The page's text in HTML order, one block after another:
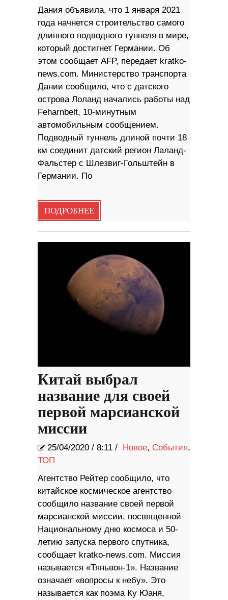
Дания объявила, что 1 января 2021
года начнется строительство самого
длинного подводного туннеля в мире,
который достигнет Германии. Об
этом сообщает AFP, передает kratko-
news.com. Министерство транспорта
Дании сообщило, что с датского
острова Лоланд начались работы над
Feharnbelt, 10-минутным
автомобильным сообщением.
Подводный туннель длиной почти 18
км соединит датский регион Лаланд-
Фальстер с Шлезвиг-Гольштейн в
Германии. По
ПОДРОБНЕЕ
Китай выбрал
название для своей
первой марсианской
миссии
25/04/2020 / 8:11 / Новое, События,
ТОП
Агентство Рейтер сообщило, что
китайское космическое агентство
сообщило название своей первой
марсианской миссии, посвященной
Национальному дню космоса и 50-
летию запуска первого спутника,
сообщает kratko-news.com. Миссия
называется «Тяньвон-1». Название
означает «вопросы к небу». Это
называется как поэма Ку Юаня,